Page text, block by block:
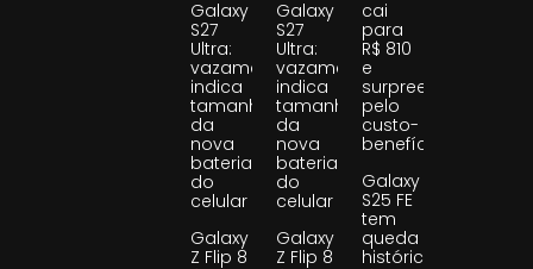
Galaxy
S27
Ultra:
vazamento
indica
tamanho
da
nova
bateria
do
celular
Galaxy
Z Flip 8
Galaxy
S27
Ultra:
vazamento
indica
tamanho
da
nova
bateria
do
celular
Galaxy
Z Flip 8
cai
para
R$ 810
e
surpreende
pelo
custo-
benefício
Galaxy
S25 FE
tem
queda
histórica